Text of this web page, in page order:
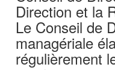
Direction et la
Le Conseil de
managériale
régulièrement